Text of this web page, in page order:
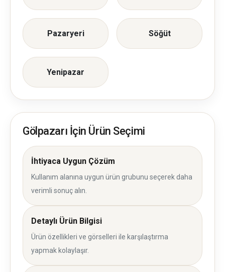
Pazaryeri Söğüt
Yenipazar
Gölpazarı İçin Ürün Seçimi
İhtiyaca Uygun Çözüm
Kullanım alanına uygun ürün grubunu seçerek daha
verimli sonuç alın.
Detaylı Ürün Bilgisi
Ürün özellikleri ve görselleri ile karşılaştırma
yapmak kolaylaşır.